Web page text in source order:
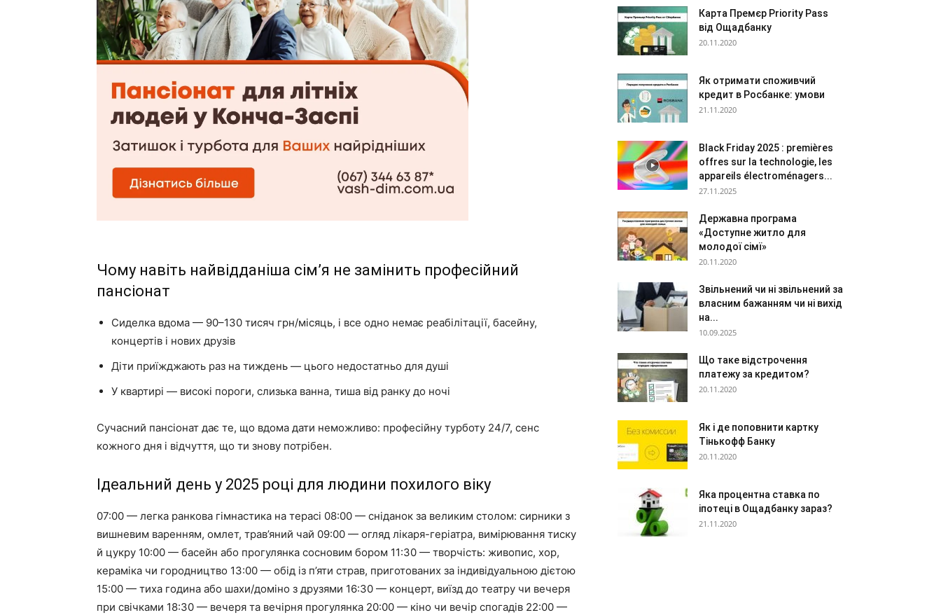
Чому навіть найвідданіша сім’я не замінить професійний
пансіонат
Сиделка вдома — 90–130 тисяч грн/місяць, і все одно немає реабілітації, басейну,
концертів і нових друзів
Діти приїжджають раз на тиждень — цього недостатньо для душі
У квартирі — високі пороги, слизька ванна, тиша від ранку до ночі
Сучасний пансіонат дає те, що вдома дати неможливо: професійну турботу 24/7, сенс
кожного дня і відчуття, що ти знову потрібен.
Ідеальний день у 2025 році для людини похилого віку
07:00 — легка ранкова гімнастика на терасі 08:00 — сніданок за великим столом: сирники з
вишневим варенням, омлет, трав’яний чай 09:00 — огляд лікаря-геріатра, вимірювання тиску
й цукру 10:00 — басейн або прогулянка сосновим бором 11:30 — творчість: живопис, хор,
кераміка чи городництво 13:00 — обід із п’яти страв, приготованих за індивідуальною дієтою
15:00 — тиха година або шахи/доміно з друзями 16:30 — концерт, виїзд до театру чи вечеря
при свічками 18:30 — вечеря та вечірня прогулянка 20:00 — кіно чи вечір спогадів 22:00 —
Карта Премєр Priority Pass
від Ощадбанку
20.11.2020
Як отримати споживчий
кредит в Росбанке: умови
21.11.2020
Black Friday 2025 : premières
offres sur la technologie, les
appareils électroménagers...
27.11.2025
Державна програма
«Доступне житло для
молодої сімї»
20.11.2020
Звільнений чи ні звільнений за
власним бажанням чи ні вихід
на...
10.09.2025
Що таке відстрочення
платежу за кредитом?
20.11.2020
Як і де поповнити картку
Тінькофф Банку
20.11.2020
Яка процентна ставка по
іпотеці в Ощадбанку зараз?
21.11.2020